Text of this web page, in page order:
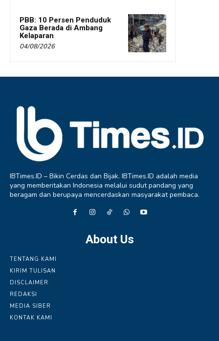
PBB: 10 Persen Penduduk
Gaza Berada di Ambang
Kelaparan
04/08/2026
IBTimes.ID – Bikin Cerdas dan Bijak. IBTimes.ID adalah media
yang memberitakan Indonesia melalui sudut pandang yang
beragam dan berupaya mencerdaskan masyarakat pembaca.
About Us
TENTANG KAMI
KIRIM TULISAN
DISCLAIMER
REDAKSI
MEDIA SIBER
KONTAK KAMI